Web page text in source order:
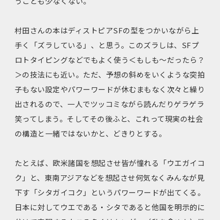
村田さんの本はディストピアSFの型をつかいながら上
手く「ズラしている」、と思う。このズラしは、SFプ
ロトタイピングなどでもよく使う＜もしも〜だったら？
＞の技法にも近い。ただ、予想の斜めをいくような突拍
子もない設定やパワーワードが休むまもなく次々と繰り
出されるので、一人でツッコミながら読んだりゲラゲラ
笑ってしまう。そしてその後ふと、これって現実の社会
の構造と一緒ではないかと、どきりとする。
たとえば、欧米諸国を想起させ皆が憧れる「ウエガイコ
ク」と、東南アジアなどを想起させ何気なくみんなが見
下す「シタガイコク」というパワーワードが出てくる。
日本に対してウエである・シタであると他国を明示的に